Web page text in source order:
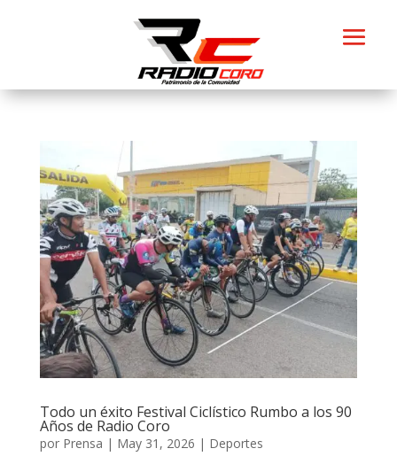
Todo un éxito Festival Ciclístico Rumbo a los 90
Años de Radio Coro
por Prensa | May 31, 2026 | Deportes